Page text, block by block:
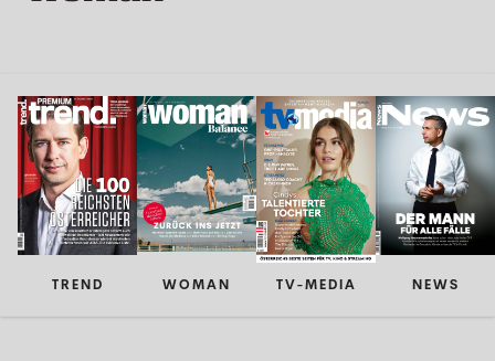
TREND WOMAN TV-MEDIA NEWS